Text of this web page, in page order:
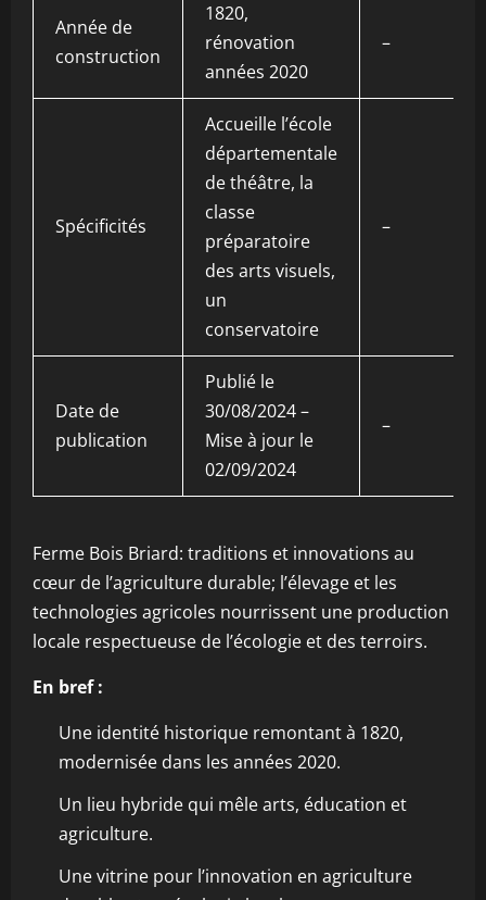
Année de
construction
1820,
rénovation
années 2020
–
Spécificités
Accueille l’école
départementale
de théâtre, la
classe
préparatoire
des arts visuels,
un
conservatoire
–
Date de
publication
Publié le
30/08/2024 –
Mise à jour le
02/09/2024
–
Ferme Bois Briard: traditions et innovations au
cœur de l’agriculture durable; l’élevage et les
technologies agricoles nourrissent une production
locale respectueuse de l’écologie et des terroirs.
En bref :
Une identité historique remontant à 1820,
modernisée dans les années 2020.
Un lieu hybride qui mêle arts, éducation et
agriculture.
Une vitrine pour l’innovation en agriculture